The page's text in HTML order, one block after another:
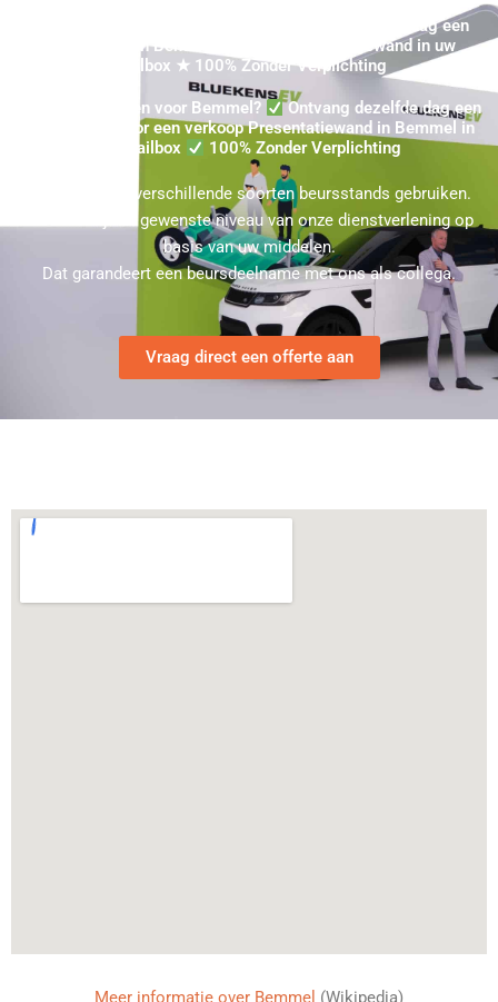
Koop uw Beurswand in Bemmel? Ontvang dezelfde dag een
Prijsopgave in Bemmel voor een Presentatiewand in uw
mailbox ★ 100% Zonder Verplichting
Beurswand Kopen voor Bemmel?
Ontvang dezelfde dag een
Prijsopgave voor een verkoop Presentatiewand in Bemmel in
uw mailbox
100% Zonder Verplichting
U kunt bij ons verschillende soorten beursstands gebruiken.
Kies hierbij het gewenste niveau van onze dienstverlening op
basis van uw middelen.
Dat garandeert een beursdeelname met ons als collega.
Vraag direct een offerte aan
Meer informatie over Bemmel (Wikipedia)